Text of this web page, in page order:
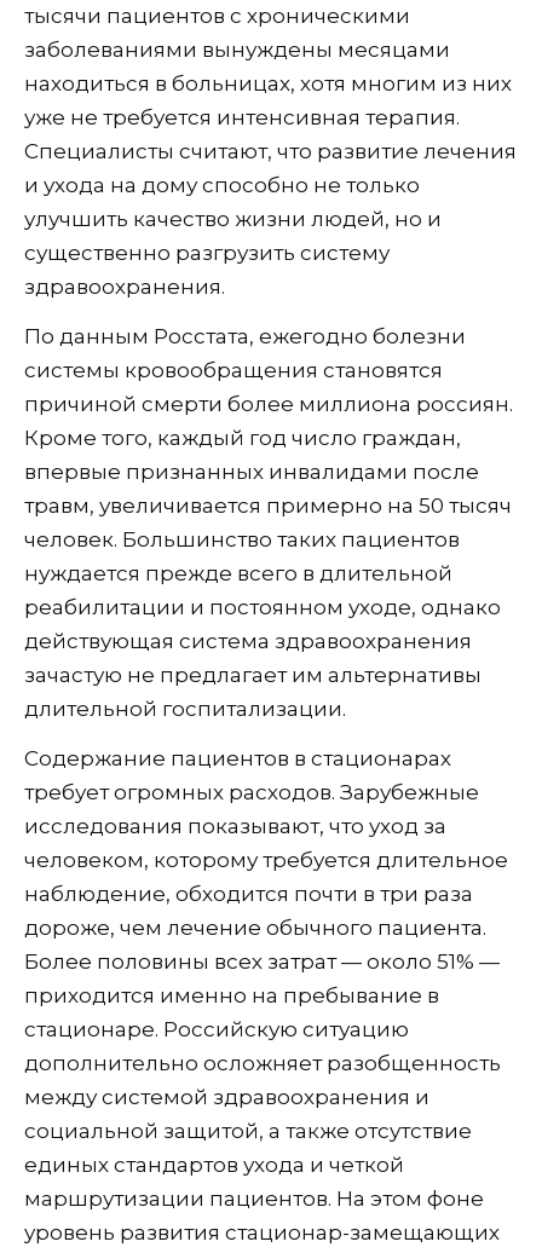
тысячи пациентов с хроническими
заболеваниями вынуждены месяцами
находиться в больницах, хотя многим из них
уже не требуется интенсивная терапия.
Специалисты считают, что развитие лечения
и ухода на дому способно не только
улучшить качество жизни людей, но и
существенно разгрузить систему
здравоохранения.
По данным Росстата, ежегодно болезни
системы кровообращения становятся
причиной смерти более миллиона россиян.
Кроме того, каждый год число граждан,
впервые признанных инвалидами после
травм, увеличивается примерно на 50 тысяч
человек. Большинство таких пациентов
нуждается прежде всего в длительной
реабилитации и постоянном уходе, однако
действующая система здравоохранения
зачастую не предлагает им альтернативы
длительной госпитализации.
Содержание пациентов в стационарах
требует огромных расходов. Зарубежные
исследования показывают, что уход за
человеком, которому требуется длительное
наблюдение, обходится почти в три раза
дороже, чем лечение обычного пациента.
Более половины всех затрат — около 51% —
приходится именно на пребывание в
стационаре. Российскую ситуацию
дополнительно осложняет разобщенность
между системой здравоохранения и
социальной защитой, а также отсутствие
единых стандартов ухода и четкой
маршрутизации пациентов. На этом фоне
уровень развития стационар-замещающих